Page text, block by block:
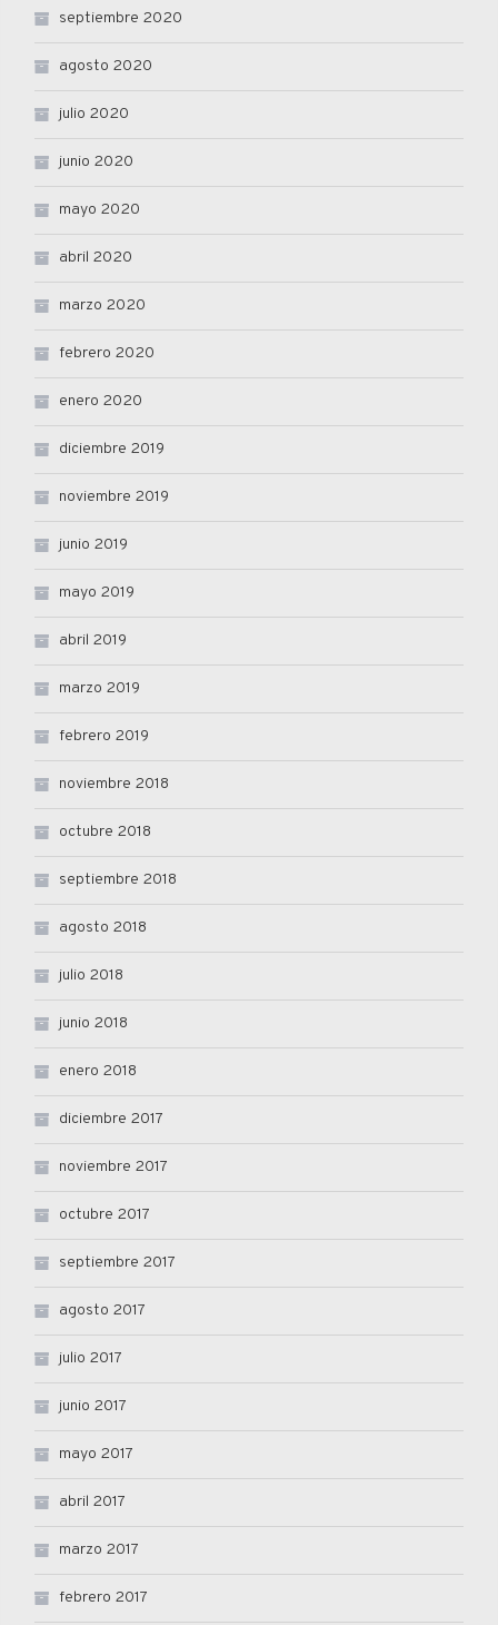
septiembre 2020
agosto 2020
julio 2020
junio 2020
mayo 2020
abril 2020
marzo 2020
febrero 2020
enero 2020
diciembre 2019
noviembre 2019
junio 2019
mayo 2019
abril 2019
marzo 2019
febrero 2019
noviembre 2018
octubre 2018
septiembre 2018
agosto 2018
julio 2018
junio 2018
enero 2018
diciembre 2017
noviembre 2017
octubre 2017
septiembre 2017
agosto 2017
julio 2017
junio 2017
mayo 2017
abril 2017
marzo 2017
febrero 2017